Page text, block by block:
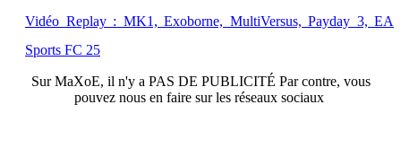
Vidéo Replay : MK1, Exoborne, MultiVersus, Payday 3, EA
Sports FC 25
SurMaXoE, il n'y a PAS DE PUBLICITÉ Par contre, vous
pouvez nous en faire sur les réseaux sociaux